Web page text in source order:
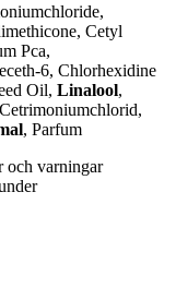
Cetyl
Pca,
6, Chlorhexidine
Oil, Linalool,
, Parfum
och varningar